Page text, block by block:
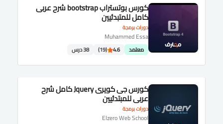
دورات برمجة
كورس بوتستراب bootstrap شرح عربى
كامل للمتبدئيين
Muhammed Essa
معتمد 4.6
(19) 38 درس
دورات برمجة
كورس جى كويرى Jquery كامل شرح
عربى للمبتدئيين
Elzero Web School